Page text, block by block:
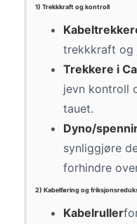
1) Trekkkraft og kontroll
trekkkraft og
Trekkere i
jevn kontroll
tauet.
Dyno/
synliggjøre
forhindre
2) Kabelføring og
Kabelruller